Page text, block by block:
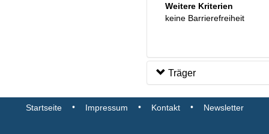
Weitere Kriterien
keine Barrierefreiheit
Träger
Startseite • Impressum • Kontakt • Newsletter